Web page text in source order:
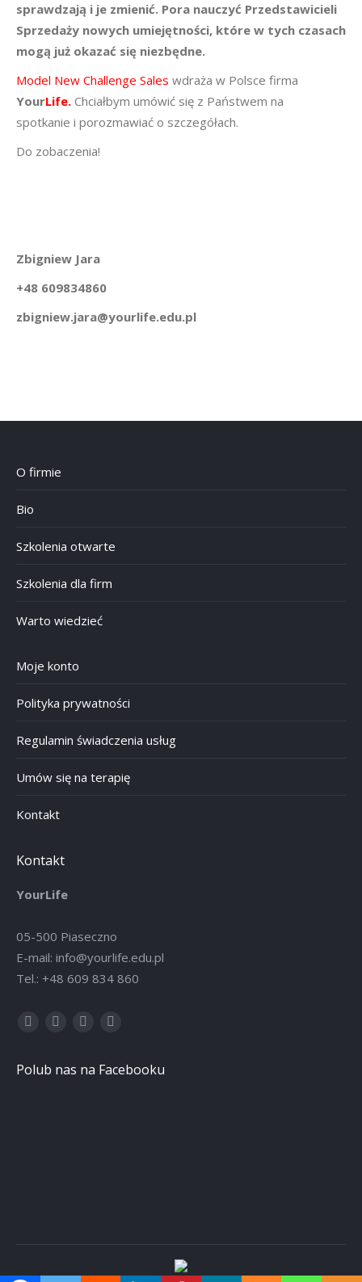
sprawdzają i je zmienić. Pora nauczyć Przedstawicieli
Sprzedaży nowych umiejętności, które w tych czasach
mogą już okazać się niezbędne.
Model New Challenge Sales wdraża w Polsce firma
YourLife. Chciałbym umówić się z Państwem na
spotkanie i porozmawiać o szczegółach.
Do zobaczenia!
Zbigniew Jara
+48 609834860
zbigniew.jara@yourlife.edu.pl
O firmie
Bio
Szkolenia otwarte
Szkolenia dla firm
Warto wiedzieć
Moje konto
Polityka prywatności
Regulamin świadczenia usług
Umów się na terapię
Kontakt
Kontakt
YourLife
05-500 Piaseczno
E-mail: info@yourlife.edu.pl
Tel.: +48 609 834 860
Facebook
się
Instagram
się
Linkedin
się
YouTube
się
Polub nas na Facebooku